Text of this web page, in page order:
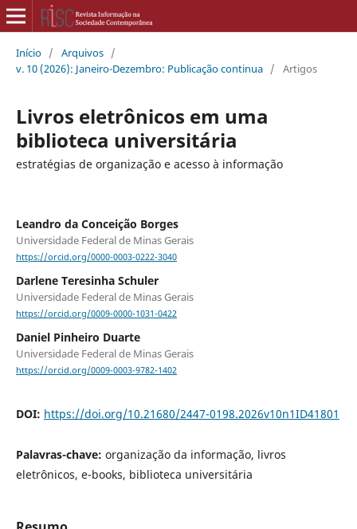
Início / Arquivos /
v. 10 (2026): Janeiro-Dezembro: Publicação continua / Artigos
Livros eletrônicos em uma
biblioteca universitária
estratégias de organização e acesso à informação
Leandro da Conceição Borges
Universidade Federal de Minas Gerais
https://orcid.org/0000-0003-0222-3040
Darlene Teresinha Schuler
Universidade Federal de Minas Gerais
https://orcid.org/0009-0000-1031-0422
Daniel Pinheiro Duarte
Universidade Federal de Minas Gerais
https://orcid.org/0009-0003-9782-1402
DOI: https://doi.org/10.21680/2447-0198.2026v10n1ID41801
Palavras-chave: organização da informação, livros
eletrônicos, e-books, biblioteca universitária